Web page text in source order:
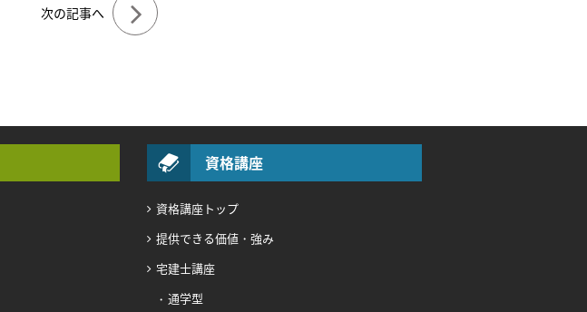
次の記事へ
資格講座
資格講座トップ
提供できる価値・強み
宅建士講座
通学型